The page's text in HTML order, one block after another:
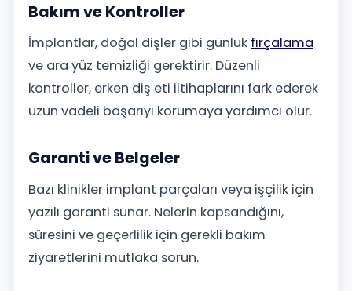
Bakım ve Kontroller
İmplantlar, doğal dişler gibi günlük fırçalama
ve ara yüz temizliği gerektirir. Düzenli
kontroller, erken diş eti iltihaplarını fark ederek
uzun vadeli başarıyı korumaya yardımcı olur.
Garanti ve Belgeler
Bazı klinikler implant parçaları veya işçilik için
yazılı garanti sunar. Nelerin kapsandığını,
süresini ve geçerlilik için gerekli bakım
ziyaretlerini mutlaka sorun.